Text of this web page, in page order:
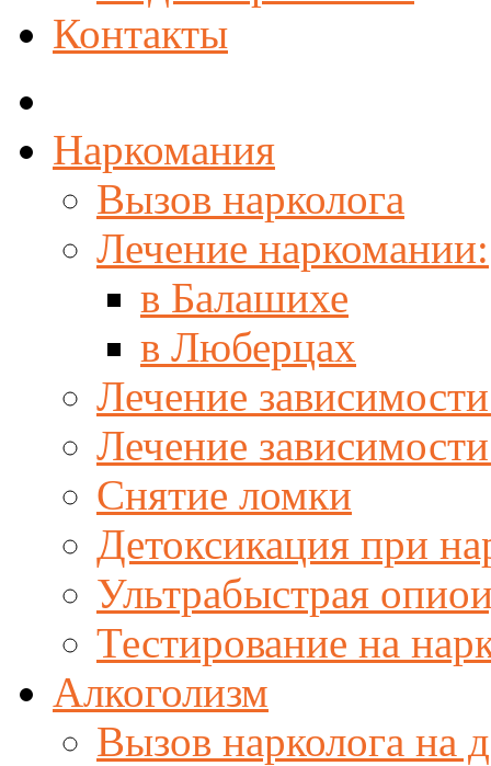
Контакты
Наркомания
Вызов нарколога
Лечение наркомании:
в Балашихе
в Люберцах
Лечение
Лечение
Снятие ломки
Детоксикация при
Ультрабыстрая
Тестирование на
Алкоголизм
Вызов нарколога на